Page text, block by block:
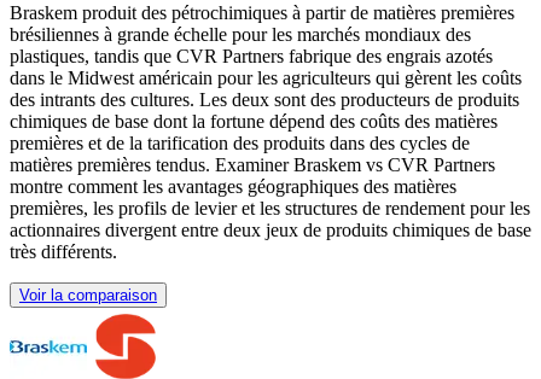
Braskem produit des pétrochimiques à partir de matières premières
brésiliennes à grande échelle pour les marchés mondiaux des
plastiques, tandis que CVR Partners fabrique des engrais azotés
dans le Midwest américain pour les agriculteurs qui gèrent les coûts
des intrants des cultures. Les deux sont des producteurs de produits
chimiques de base dont la fortune dépend des coûts des matières
premières et de la tarification des produits dans des cycles de
matières premières tendus. Examiner Braskem vs CVR Partners
montre comment les avantages géographiques des matières
premières, les profils de levier et les structures de rendement pour les
actionnaires divergent entre deux jeux de produits chimiques de base
très différents.
Voir la comparaison